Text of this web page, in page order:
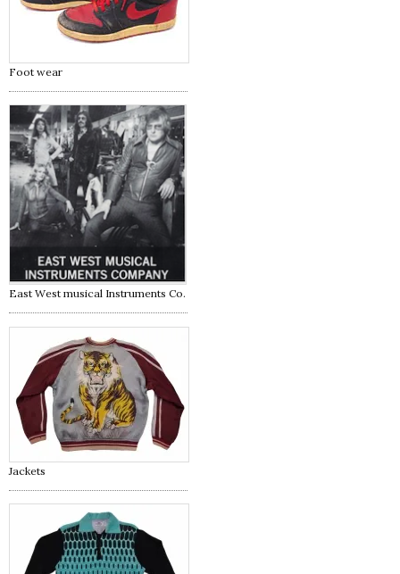
Foot wear
East West musical Instruments Co.
Jackets